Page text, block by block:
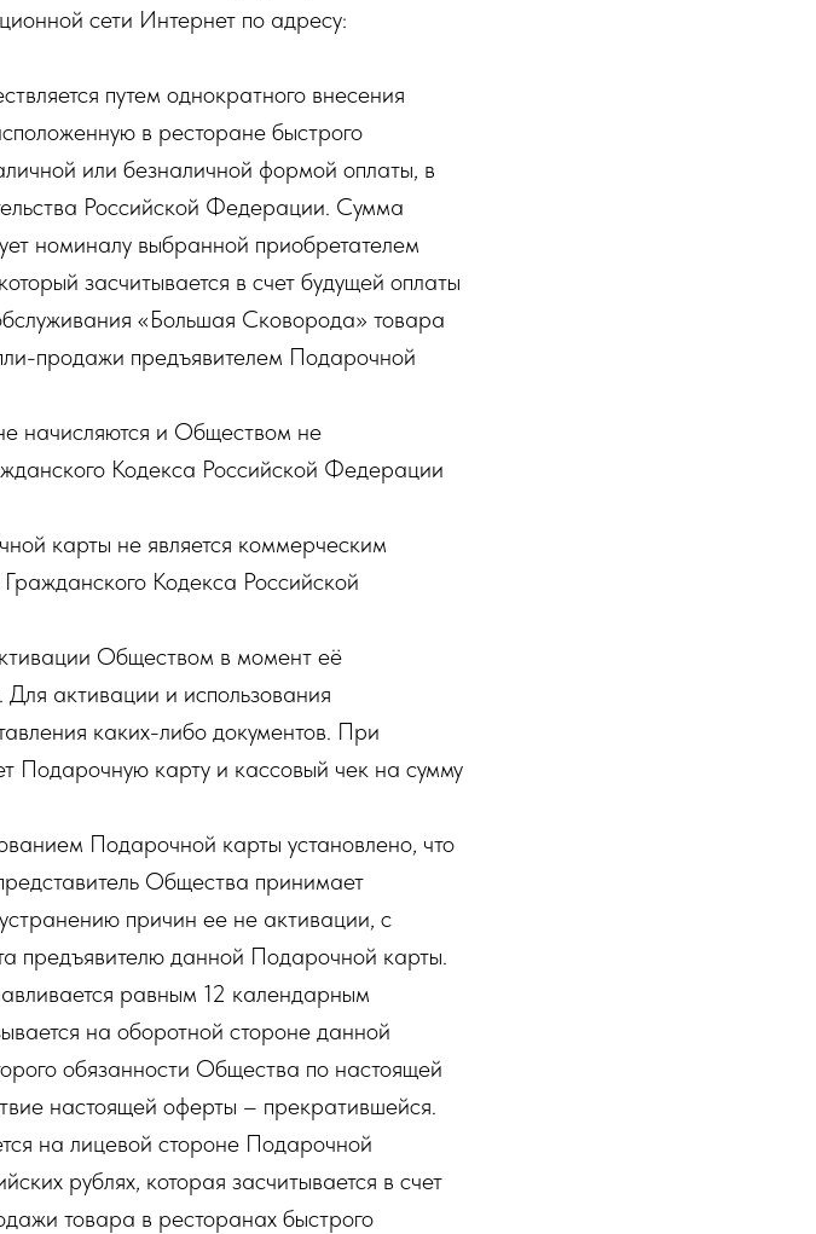
сети Интернет по адресу:
путем однократного внесения
в ресторане быстрого
или безналичной формой оплаты, в
Российской Федерации. Сумма
номиналу выбранной приобретателем
засчитывается в счет будущей оплаты
«Большая Сковорода» товара
продажи предъявителем Подарочной
начисляются и Обществом не
Кодекса Российской Федерации
карты не является коммерческим
Кодекса Российской
Обществом в момент её
активации и использования
каких-либо документов. При
Подарочную карту и кассовый чек на сумму
Подарочной карты установлено, что
Общества принимает
причин ее не активации, с
предъявителю данной Подарочной карты.
равным 12 календарным
на оборотной стороне данной
обязанности Общества по настоящей
настоящей оферты – прекратившейся.
на лицевой стороне Подарочной
рублях, которая засчитывается в счет
товара в ресторанах быстрого